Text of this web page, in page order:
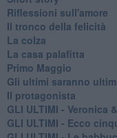
Riflessioni sull'amore
Il tronco della felicità
La colza
La casa palafitta
Primo Maggio
Gli ultimi saranno
Il protagonista
GLI ULTIMI - Veronica
GLI ULTIMI - Ecco